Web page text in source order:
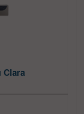
Clara